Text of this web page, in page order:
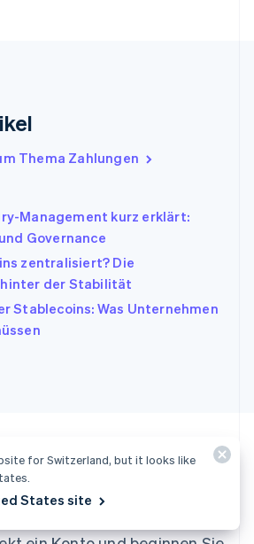
Thema Zahlungen
Management kurz erklärt:
Governance
zentralisiert? Die
der Stabilität
Stablecoins: Was Unternehmen
for Switzerland, but it looks like
States site